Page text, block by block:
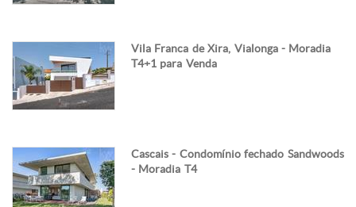
Vila Franca de Xira, Vialonga - Moradia
T4+1 para Venda
Cascais - Condomínio fechado Sandwoods
- Moradia T4